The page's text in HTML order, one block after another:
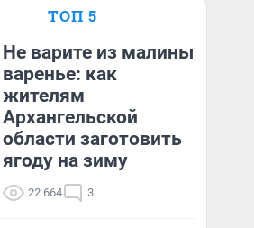
ТОП 5
Не варите из малины
варенье: как
жителям
Архангельской
области заготовить
ягоду на зиму
22 664 3